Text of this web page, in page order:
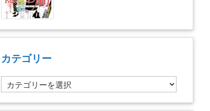
カテゴリー
カ
テ
ゴ